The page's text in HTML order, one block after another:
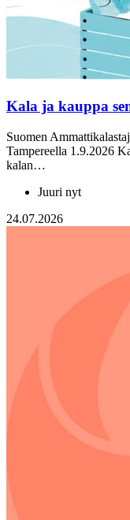
Kala ja kauppa
Suomen
Tampereella 1.9.2026
kalan…
Juuri nyt
24.07.2026